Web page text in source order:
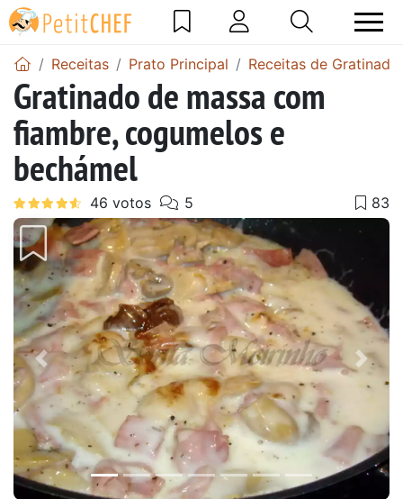
Receitas Prato Principal Receitas de Gratinado
Gratinado de massa com
fiambre, cogumelos e
bechámel
Anterior Next